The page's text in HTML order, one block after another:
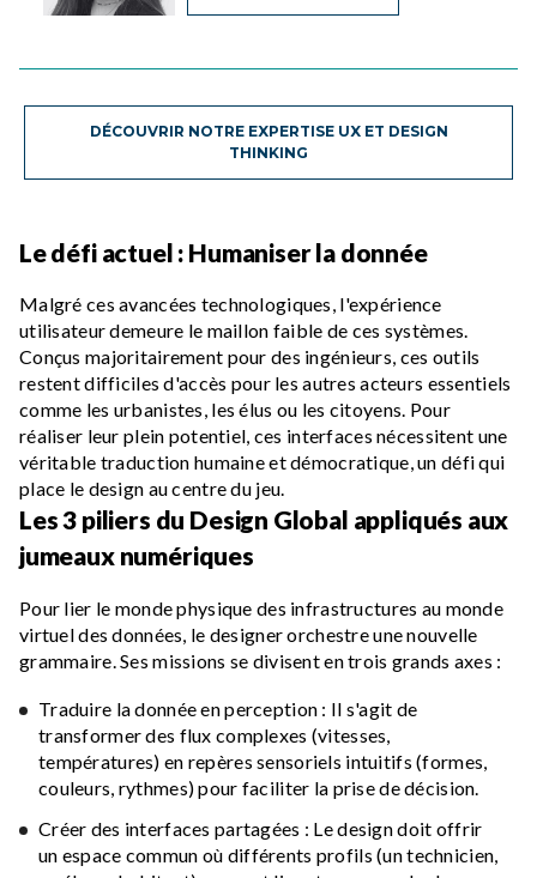
DÉCOUVRIR NOTRE EXPERTISE UX ET DESIGN
THINKING
Le défi actuel : Humaniser la donnée
Malgré ces avancées technologiques, l'expérience
utilisateur demeure le maillon faible de ces systèmes.
Conçus majoritairement pour des ingénieurs, ces outils
restent difficiles d'accès pour les autres acteurs essentiels
comme les urbanistes, les élus ou les citoyens. Pour
réaliser leur plein potentiel, ces interfaces nécessitent une
véritable traduction humaine et démocratique, un défi qui
place le design au centre du jeu.
Les 3 piliers du Design Global appliqués aux
jumeaux numériques
Pour lier le monde physique des infrastructures au monde
virtuel des données, le designer orchestre une nouvelle
grammaire. Ses missions se divisent en trois grands axes :
Traduire la donnée en perception : Il s'agit de
transformer des flux complexes (vitesses,
températures) en repères sensoriels intuitifs (formes,
couleurs, rythmes) pour faciliter la prise de décision.
Créer des interfaces partagées : Le design doit offrir
un espace commun où différents profils (un technicien,